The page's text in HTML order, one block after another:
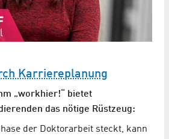
Karriereplanung
„workhier!“ bietet
das nötige Rüstzeug:
der Doktorarbeit steckt, kann